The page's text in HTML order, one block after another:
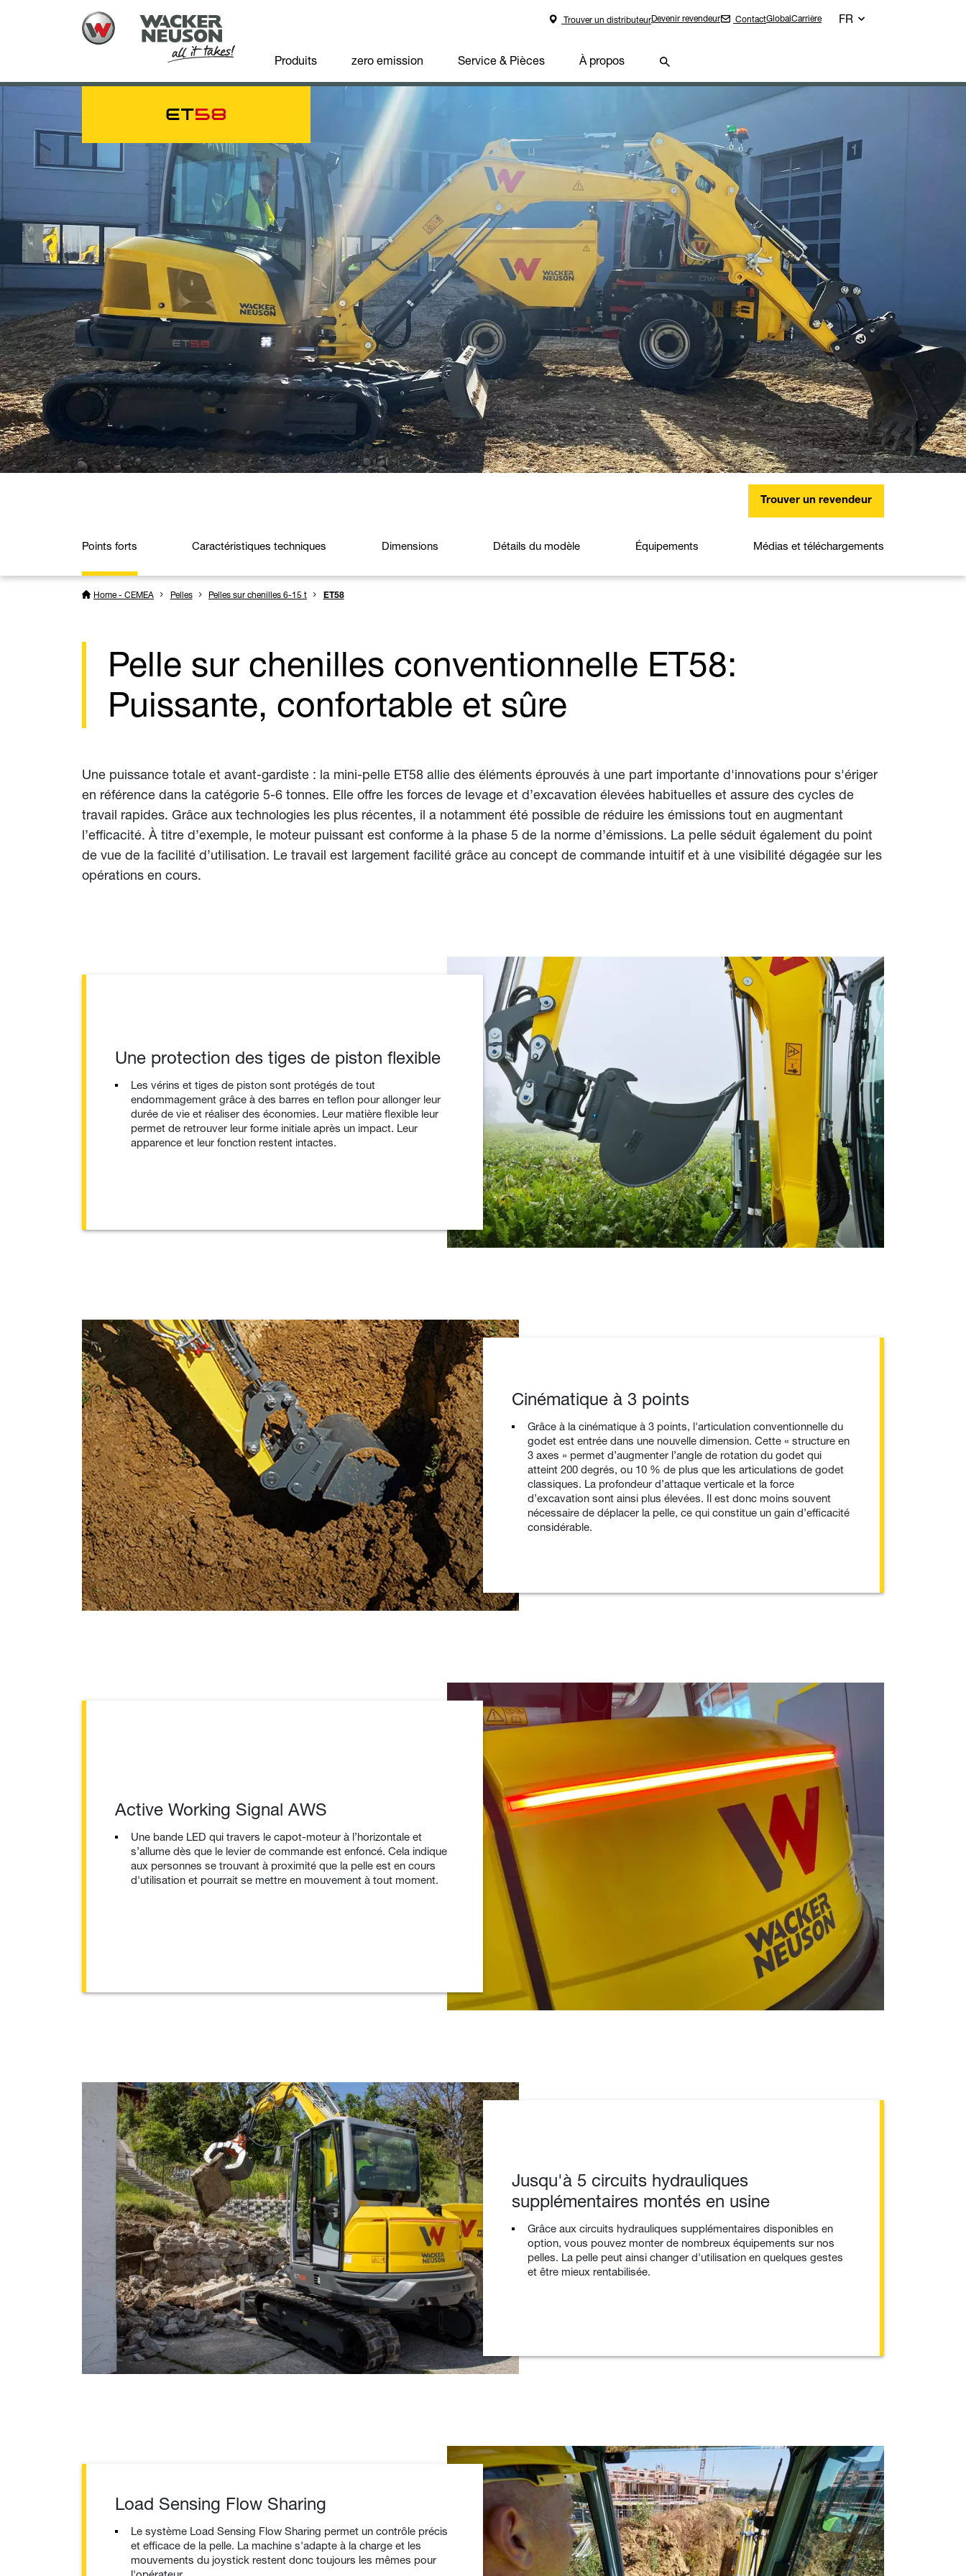
Trouver un distributeurDevenir revendeur ContactGlobalCarrière FR
Produits zero emission Service & Pièces À propos
ET58
Trouver un revendeur
Points forts Caractéristiques techniques Dimensions Détails du modèle Équipements Médias et téléchargements
Home - CEMEA Pelles Pelles sur chenilles 6-15 t ET58
Pelle sur chenilles conventionnelle ET58:
Puissante, confortable et sûre
Une puissance totale et avant-gardiste : la mini-pelle ET58 allie des éléments éprouvés à une part importante d'innovations pour s'ériger
en référence dans la catégorie 5-6 tonnes. Elle offre les forces de levage et d’excavation élevées habituelles et assure des cycles de
travail rapides. Grâce aux technologies les plus récentes, il a notamment été possible de réduire les émissions tout en augmentant
l’efficacité. À titre d’exemple, le moteur puissant est conforme à la phase 5 de la norme d’émissions. La pelle séduit également du point
de vue de la facilité d’utilisation. Le travail est largement facilité grâce au concept de commande intuitif et à une visibilité dégagée sur les
opérations en cours.
Une protection des tiges de piston flexible
Les vérins et tiges de piston sont protégés de tout
endommagement grâce à des barres en teflon pour allonger leur
durée de vie et réaliser des économies. Leur matière flexible leur
permet de retrouver leur forme initiale après un impact. Leur
apparence et leur fonction restent intactes.
Cinématique à 3 points
Grâce à la cinématique à 3 points, l'articulation conventionnelle du
godet est entrée dans une nouvelle dimension. Cette « structure en
3 axes » permet d’augmenter l’angle de rotation du godet qui
atteint 200 degrés, ou 10 % de plus que les articulations de godet
classiques. La profondeur d’attaque verticale et la force
d’excavation sont ainsi plus élevées. Il est donc moins souvent
nécessaire de déplacer la pelle, ce qui constitue un gain d’efficacité
considérable.
Active Working Signal AWS
Une bande LED qui travers le capot-moteur à l’horizontale et
s’allume dès que le levier de commande est enfoncé. Cela indique
aux personnes se trouvant à proximité que la pelle est en cours
d'utilisation et pourrait se mettre en mouvement à tout moment.
Jusqu'à 5 circuits hydrauliques
supplémentaires montés en usine
Grâce aux circuits hydrauliques supplémentaires disponibles en
option, vous pouvez monter de nombreux équipements sur nos
pelles. La pelle peut ainsi changer d'utilisation en quelques gestes
et être mieux rentabilisée.
Load Sensing Flow Sharing
Le système Load Sensing Flow Sharing permet un contrôle précis
et efficace de la pelle. La machine s'adapte à la charge et les
mouvements du joystick restent donc toujours les mêmes pour